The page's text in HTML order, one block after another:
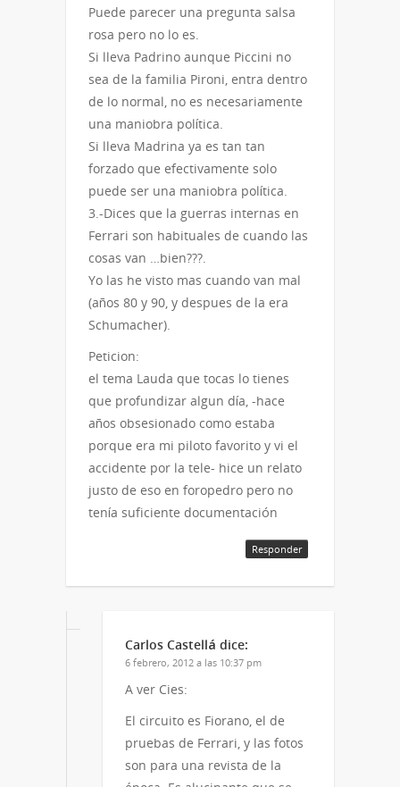
Puede parecer una pregunta salsa
rosa pero no lo es.
Si lleva Padrino aunque Piccini no
sea de la familia Pironi, entra dentro
de lo normal, no es necesariamente
una maniobra política.
Si lleva Madrina ya es tan tan
forzado que efectivamente solo
puede ser una maniobra política.
3.-Dices que la guerras internas en
Ferrari son habituales de cuando las
cosas van …bien???.
Yo las he visto mas cuando van mal
(años 80 y 90, y despues de la era
Schumacher).
Peticion:
el tema Lauda que tocas lo tienes
que profundizar algun día, -hace
años obsesionado como estaba
porque era mi piloto favorito y vi el
accidente por la tele- hice un relato
justo de eso en foropedro pero no
tenía suficiente documentación
Responder
Carlos Castellá dice:
6 febrero, 2012 a las 10:37 pm
A ver Cies:
El circuito es Fiorano, el de
pruebas de Ferrari, y las fotos
son para una revista de la